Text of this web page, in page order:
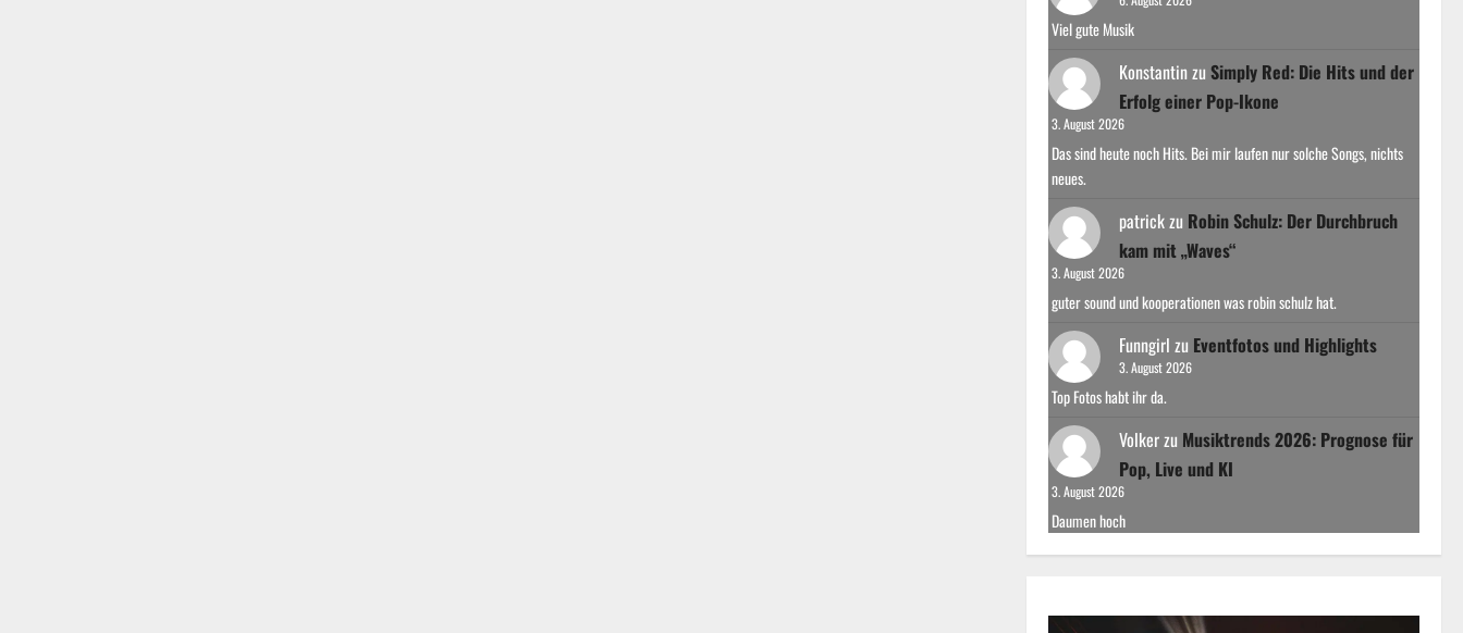
Viel gute Musik
Konstantinzu Simply Red: Die Hits und der
Erfolg einer Pop-Ikone
3. August 2026
Das sind heute noch Hits. Bei mir laufen nur solche Songs, nichts
neues.
patrickzu Robin Schulz: Der Durchbruch
kam mit „Waves“
3. August 2026
guter sound und kooperationen was robin schulz hat.
Funngirl zu Eventfotos und Highlights
3. August 2026
Top Fotos habt ihr da.
Volkerzu Musiktrends 2026: Prognose für
Pop, Live und KI
3. August 2026
Daumen hoch